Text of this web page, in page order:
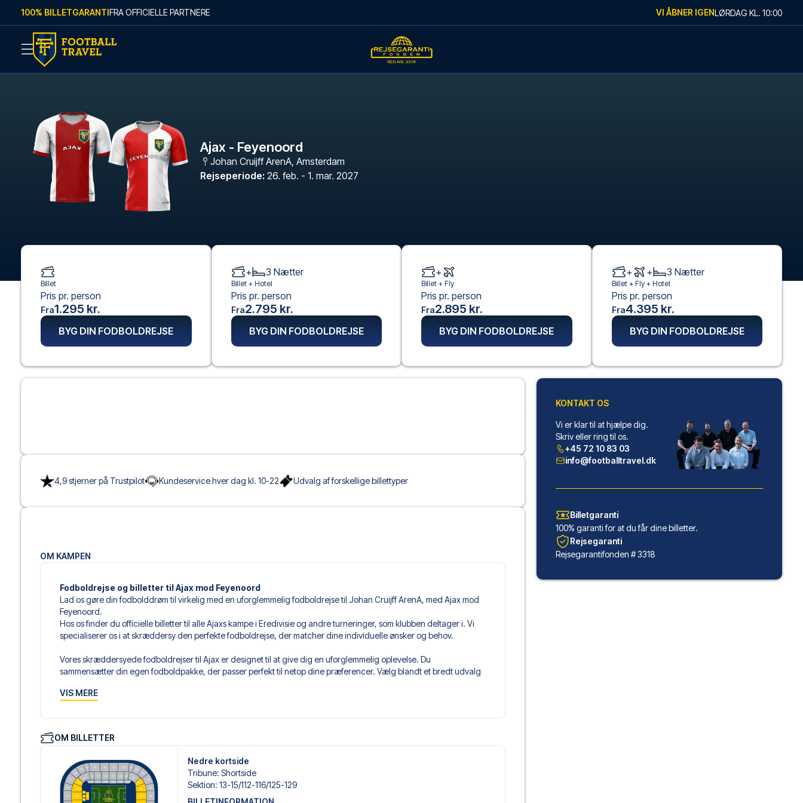
Skip to content
100% BILLETGARANTIFRA OFFICIELLE PARTNERE VI ÅBNER IGENLØRDAG KL. 10:00
Ajax - Feyenoord
Johan Cruijff ArenA, Amsterdam
Rejseperiode: 26. feb. - 1. mar. 2027
4,9 stjerner på Trustpilot Kundeservice hver dag kl. 10-22 Udvalg af forskellige billettyper
OM KAMPEN
Fodboldrejse og billetter til Ajax mod Feyenoord
Lad os gøre din fodbolddrøm til virkelig med en uforglemmelig fodboldrejse til Johan Cruijff ArenA, med Ajax mod
Feyenoord.
Hos os finder du officielle billetter til alle Ajaxs kampe i Eredivisie og andre turneringer, som klubben deltager i. Vi
specialiserer os i at skræddersy den perfekte fodboldrejse, der matcher dine individuelle ønsker og behov.
Vores skræddersyede fodboldrejser til Ajax er designet til at give dig en uforglemmelig oplevelse. Du
sammensætter din egen fodboldpakke, der passer perfekt til netop dine præferencer. Vælg blandt et bredt udvalg
det er en hospitality-billet. En hospitality-billet, er en billet, hvor der er mere inkluderet end selve billetten. Det kan
du vælger billettypen, og på dine rejsedokumenter.
Vi tilbyder et bredt udvalg af håndplukkede hoteller i Amsterdam, der passer til enhver smag og ethvert budget.
Fra luksuriøse 5-stjernede hoteller til charmerende boutiquehoteller og prisvenlige alternativer – vi har noget for
enhver rejsende. Vi tager højde for beliggenhed, komfort og pris. Det eneste du skal gøre er at vælge det hotel der
VIS MERE
OM BILLETTER
Nedre kortside
Tribune: Shortside
Sektion: 13-15/​112-116/​125-129
Billet
Pris pr. person
Fra1.295 kr.
BYG DIN FODBOLDREJSE
+ 3 Nætter
Billet + Hotel
Pris pr. person
Fra2.795 kr.
BYG DIN FODBOLDREJSE
+
Billet + Fly
Pris pr. person
Fra2.895 kr.
BYG DIN FODBOLDREJSE
+ + 3 Nætter
Billet + Fly+ Hotel
Pris pr. person
Fra4.395 kr.
BYG DIN FODBOLDREJSE
KONTAKT OS
Vi er klar til at hjælpe dig.
Skriv eller ring til os.
+45 72 10 83 03
info@footballtravel.dk
Billetgaranti
100% garanti for at du får dine billetter.
Rejsegaranti
Rejsegarantifonden # 3318